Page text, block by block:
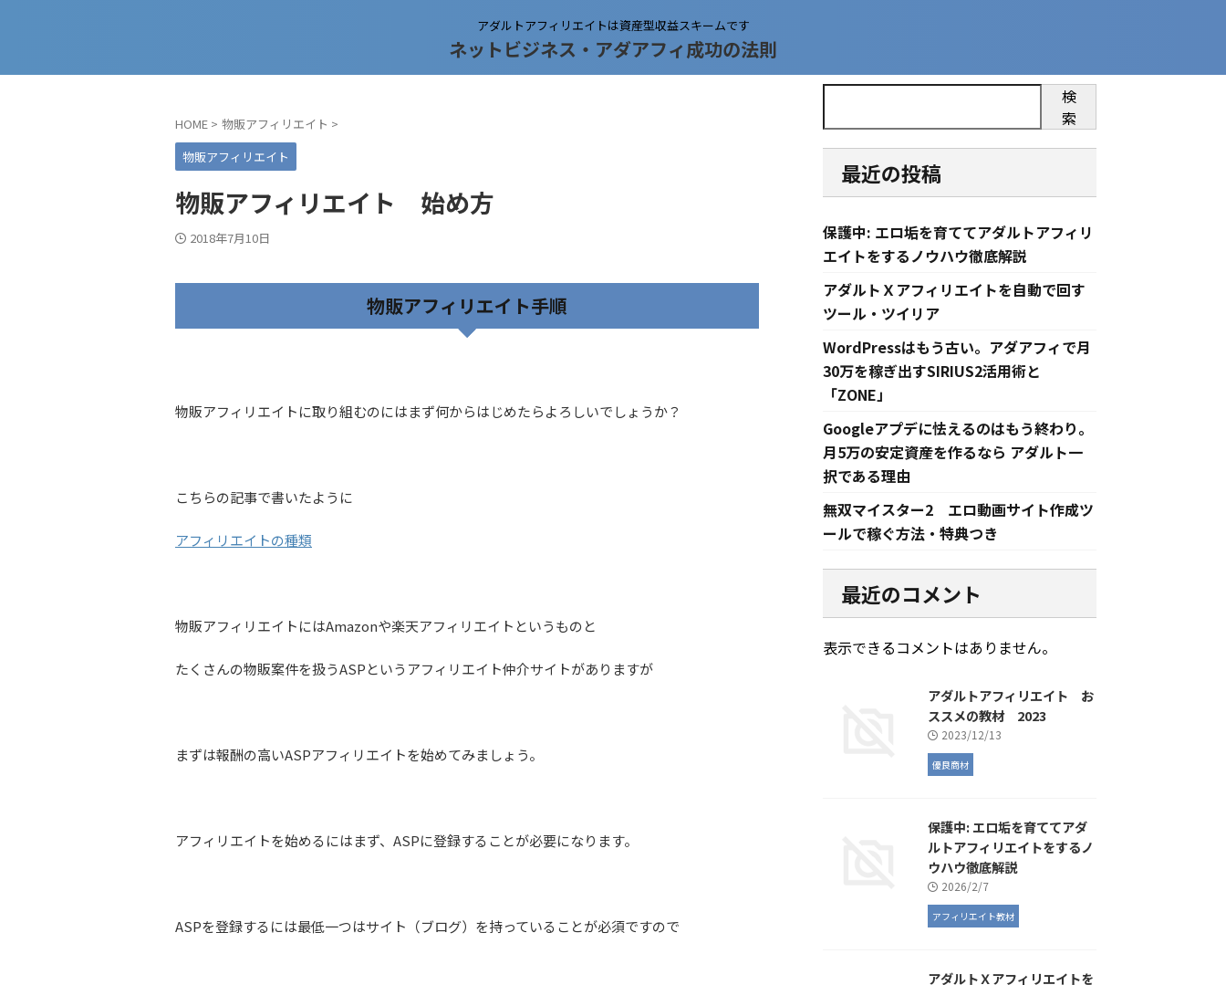
アダルトアフィリエイトは資産型収益スキームです
ネットビジネス・アダアフィ成功の法則
HOME > 物販アフィリエイト >
物販アフィリエイト
物販アフィリエイト 始め方
2018年7月10日
物販アフィリエイト手順
物販アフィリエイトに取り組むのにはまず何からはじめたらよろしいでしょうか？
こちらの記事で書いたように
アフィリエイトの種類
物販アフィリエイトにはAmazonや楽天アフィリエイトというものと
たくさんの物販案件を扱うASPというアフィリエイト仲介サイトがありますが
まずは報酬の高いASPアフィリエイトを始めてみましょう。
アフィリエイトを始めるにはまず、ASPに登録することが必要になります。
ASPを登録するには最低一つはサイト（ブログ）を持っていることが必須ですので
検
索
最近の投稿
保護中: エロ垢を育ててアダルトアフィリ
エイトをするノウハウ徹底解説
アダルトＸアフィリエイトを自動で回す
ツール・ツイリア
WordPressはもう古い。アダアフィで月
30万を稼ぎ出すSIRIUS2活用術と
「ZONE」
Googleアプデに怯えるのはもう終わり。
月5万の安定資産を作るなら アダルト一
択である理由
無双マイスター2 エロ動画サイト作成ツ
ールで稼ぐ方法・特典つき
最近のコメント
表示できるコメントはありません。
アダルトアフィリエイト お
ススメの教材 2023
2023/12/13
優良商材
保護中: エロ垢を育ててアダ
ルトアフィリエイトをするノ
ウハウ徹底解説
2026/2/7
アフィリエイト教材
アダルトＸアフィリエイトを